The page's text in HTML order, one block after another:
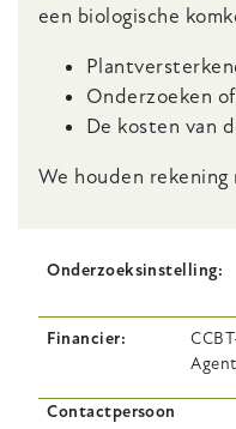
een biologische
Onderzoeken
De kosten van
We houden
Onderzoeksinstelling
Financier
Contactpersoon